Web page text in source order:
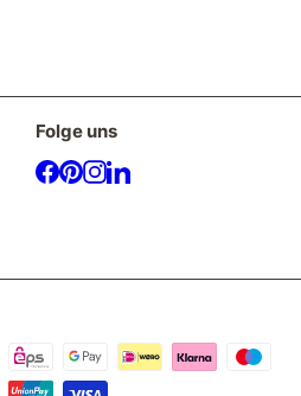
Folge uns
Facebook
Pinterest
Instagram
LinkedIn